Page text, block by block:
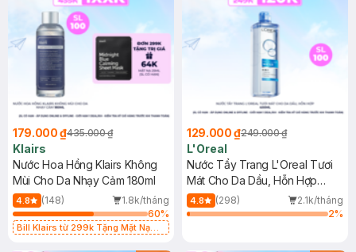
179.000 ₫435.000 ₫
Klairs
Nước Hoa Hồng Klairs Không
Mùi Cho Da Nhạy Cảm 180ml
4.8 (148)
1.8k/tháng
60%
Bill Klairs từ 299k Tặng Mặt Nạ
129.000 ₫249.000 ₫
L'Oreal
Nước Tẩy Trang L'Oreal Tươi
Mát Cho Da Dầu, Hỗn Hợp
400ml
4.8 (298)
2.1k/tháng
2%